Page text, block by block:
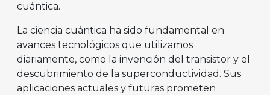
cuántica.
La ciencia cuántica ha sido fundamental en
avances tecnológicos que utilizamos
diariamente, como la invención del transistor y el
descubrimiento de la superconductividad. Sus
aplicaciones actuales y futuras prometen